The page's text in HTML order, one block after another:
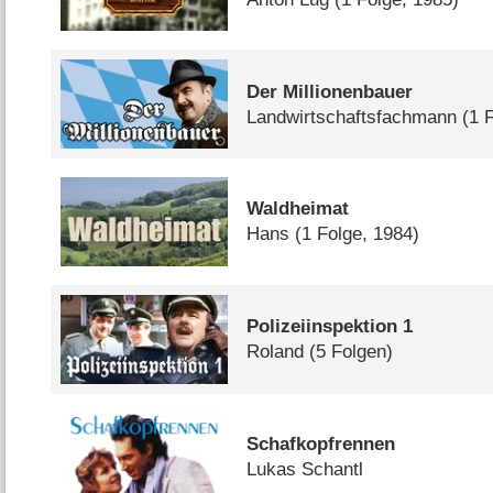
Der Millionenbauer
Landwirtschaftsfachmann (1
Waldheimat
Hans (1 Folge, 1984)
Polizeiinspektion 1
Roland (5 Folgen)
Schafkopfrennen
Lukas Schantl